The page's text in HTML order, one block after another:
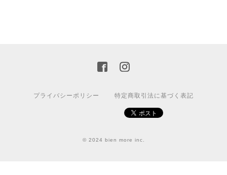
プライバシーポリシー 特定商取引法に基づく表記
© 2024 bien more inc.